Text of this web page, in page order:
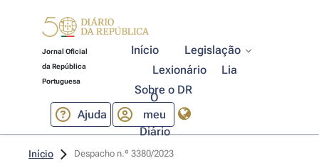
Jornal Oficial
da República
Portuguesa
Início
Legislação
Lexionário
Lia
Sobre o DR
Ajuda
O
meu
Diário
Início Despacho n.º 3380/2023